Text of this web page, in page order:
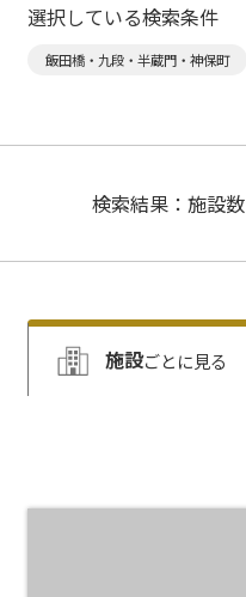
選択している検索条件
飯田橋・九段・半蔵門・神保町
検索結果：施設数
施設ごとに見る